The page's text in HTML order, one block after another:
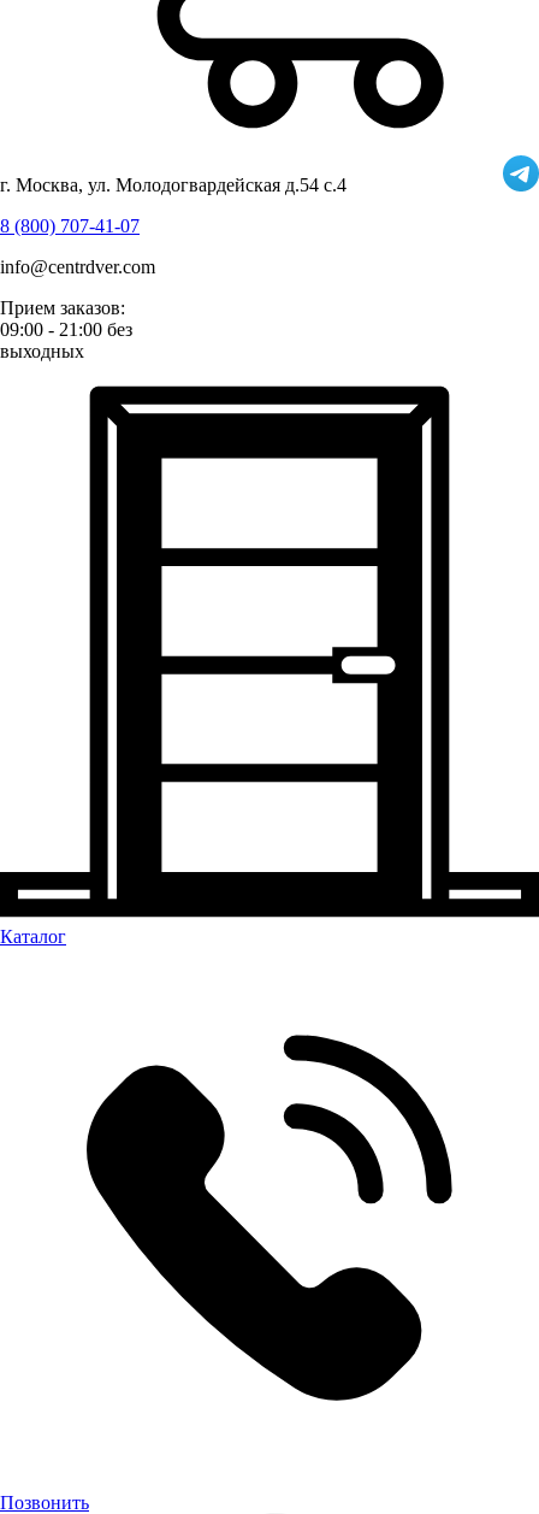
г. Москва, ул. Молодогвардейская д.54 с.4
8 (800) 707-41-07
info@centrdver.com
Прием заказов:
09:00 - 21:00 без
выходных
Каталог
Позвонить